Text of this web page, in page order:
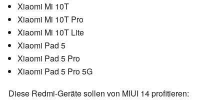
Xiaomi Mi 10T
Xiaomi Mi 10T Pro
Xiaomi Mi 10T Lite
Xiaomi Pad 5
Xiaomi Pad 5 Pro
Xiaomi Pad 5 Pro 5G
Diese Redmi-Geräte sollen von MIUI 14 profitieren: